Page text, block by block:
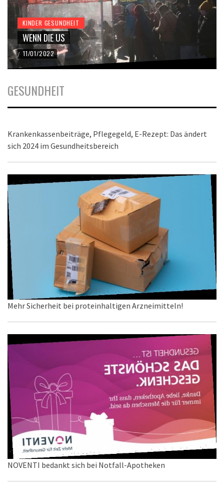
KINDER GESUNDHEIT
WENN DIE US
/ 11/01/2022
GESUNDHEIT
Krankenkassenbeiträge, Pflegegeld, E-Rezept: Das ändert
sich 2024 im Gesundheitsbereich
Mehr Sicherheit bei proteinhaltigen Arzneimitteln!
NOVENTI bedankt sich bei Notfall-Apotheken